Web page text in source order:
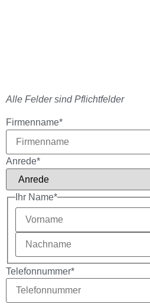
Alle Felder sind Pflichtfelder
Firmenname*
Anrede*
Ihr Name*
Telefonnummer*